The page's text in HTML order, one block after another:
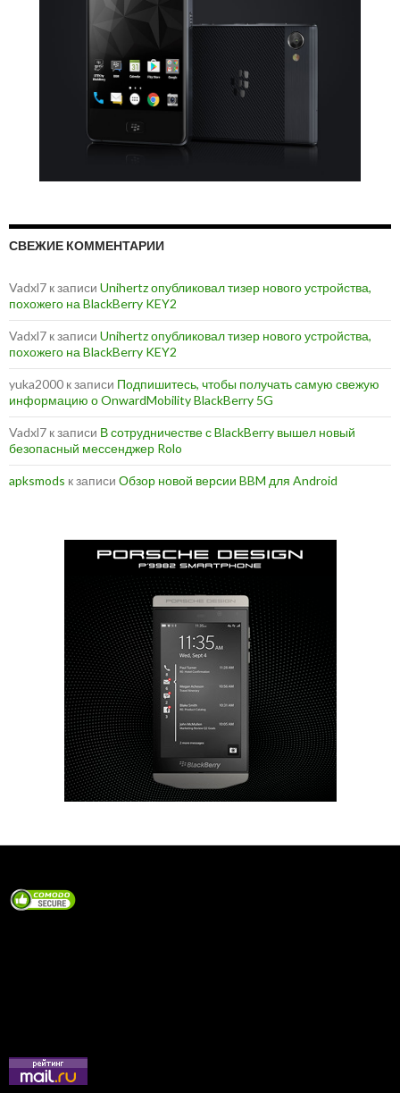
СВЕЖИЕ КОММЕНТАРИИ
Vadxl7 к записи Unihertz опубликовал тизер нового устройства,
похожего на BlackBerry KEY2
Vadxl7 к записи Unihertz опубликовал тизер нового устройства,
похожего на BlackBerry KEY2
yuka2000 к записи Подпишитесь, чтобы получать самую свежую
информацию о OnwardMobility BlackBerry 5G
Vadxl7 к записи В сотрудничестве с BlackBerry вышел новый
безопасный мессенджер Rolo
apksmods к записи Обзор новой версии BBM для Android